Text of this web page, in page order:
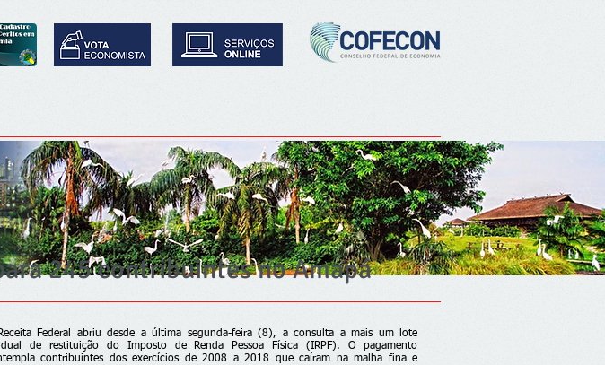
245 contribuintes no Amapá
Federal abriu desde a última segunda-feira (8), a consulta a mais um lote
de restituição do Imposto de Renda Pessoa Física (IRPF). O pagamento
contribuintes dos exercícios de 2008 a 2018 que caíram na malha fina e